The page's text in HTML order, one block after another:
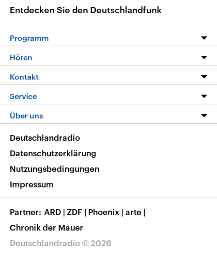
Entdecken Sie den Deutschlandfunk
Programm
Programm
Die Nachrichten
Nachrichtenleicht
Neue Beiträge auf dlf.de
Hören
Livestream
Podcasts
Deutschlandfunk App
Nachrichten App
Frequenzen
Kontakt
Hörerservice
Service
FAQ
Veranstaltungen
Musikliste
RSS
Über uns
Barrierefreiheit
Deutschlandradio © 2026
Deutschlandradio
Datenschutzerklärung
Nutzungsbedingungen
Impressum
Partner ARD | ZDF | Phoenix | arte |
Chronik der Mauer